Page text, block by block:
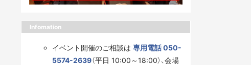
Infomation
イベント開催のご相談は 専用電話 050-
5574-2639（平日 10:00～18:00）、会場